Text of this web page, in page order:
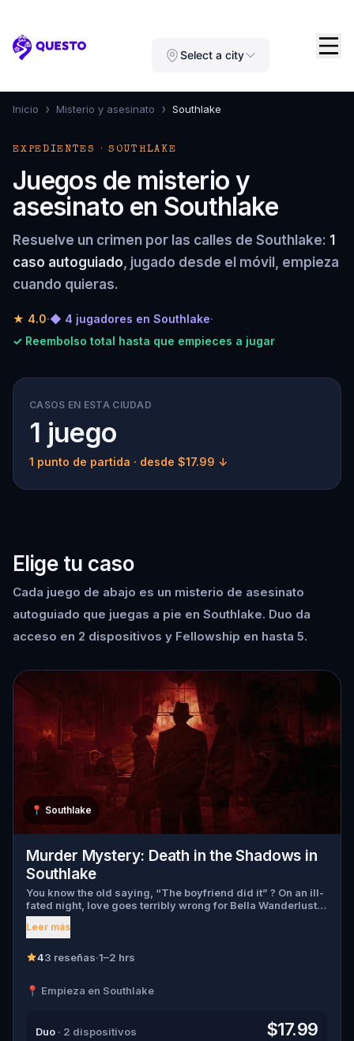
Questo Select a city
Inicio › Misterio y asesinato › Southlake
EXPEDIENTES · SOUTHLAKE
Juegos de misterio y
asesinato en Southlake
Resuelve un crimen por las calles de Southlake: 1
caso autoguiado, jugado desde el móvil, empieza
cuando quieras.
★ 4.0·◆ 4 jugadores en Southlake·
✓ Reembolso total hasta que empieces a jugar
CASOS EN ESTA CIUDAD
1 juego
1 punto de partida · desde $17.99 ↓
Elige tu caso
Cada juego de abajo es un misterio de asesinato
autoguiado que juegas a pie en Southlake. Duo da
acceso en 2 dispositivos y Fellowship en hasta 5.
📍 Southlake
Murder Mystery: Death in the Shadows in
Southlake
You know the old saying, “The boyfriend did it” ? On an ill-
fated night, love goes terribly wrong for Bella Wanderlust
and Walter Bridges . Bella, a famous travel blogger, was
found dead during a ghost tour led by the theatrical Percy
Walter, the obsessed boyfriend? Percy, the ghost tour
suspects, and expose the real murderer before they strike
Leer más
43 reseñas·1–2 hrs
📍 Empieza en Southlake
Duo · 2 dispositivos $17.99